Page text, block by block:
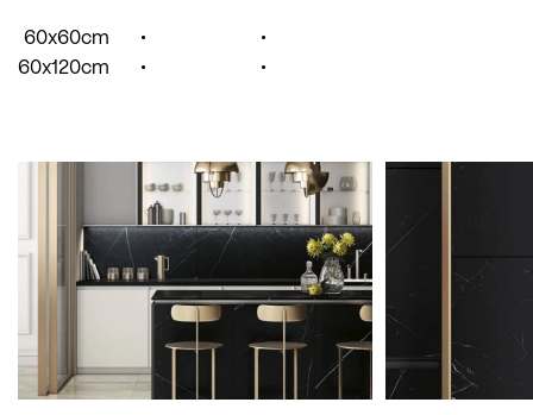
60x60cm •
•
60x120cm
• •